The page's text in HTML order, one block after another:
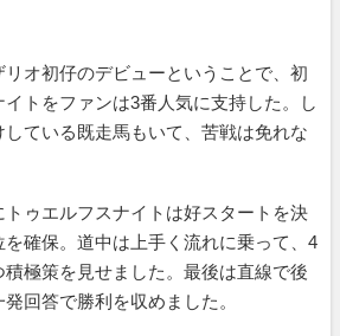
オ初仔のデビューということで、初
トをファンは3番人気に支持した。し
ている既走馬もいて、苦戦は免れな
トゥエルフスナイトは好スタートを決
確保。道中は上手く流れに乗って、4
極策を見せました。最後は直線で後
回答で勝利を収めました。